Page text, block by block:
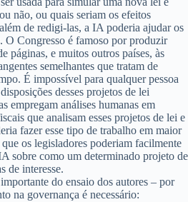
não, ou quais seriam os efeitos
de redigi-las, a IA poderia ajudar os
O Congresso é famoso por produzir
páginas, e muitos outros países, às
semelhantes que tratam de
É impossível para qualquer pessoa
desses projetos de lei
empregam análises humanas em
que analisam esses projetos de lei e
fazer esse tipo de trabalho em maior
os legisladores poderiam facilmente
sobre como um determinado projeto de
de interesse.
do ensaio dos autores – por
na governança é necessário: